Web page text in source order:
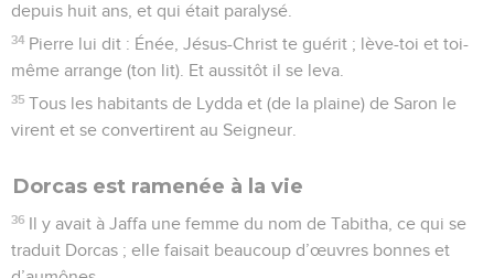
depuis huit ans, et qui était paralysé.
34 Pierre lui dit : Énée, Jésus-Christ te guérit ; lève-toi et toi-
même arrange (ton lit). Et aussitôt il se leva.
35 Tous les habitants de Lydda et (de la plaine) de Saron le
virent et se convertirent au Seigneur.
Dorcas est ramenée à la vie
36 Il y avait à Jaffa une femme du nom de Tabitha, ce qui se
traduit Dorcas ; elle faisait beaucoup d’œuvres bonnes et